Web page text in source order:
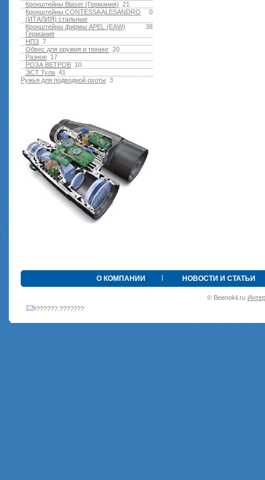
21
Кронштейны Blaser (Германия)
0
Кронштейны CONTESSA ALESANDRO
(ИТАЛИЯ) стальные
38
Кронштейны фирмы APEL (EAW)
Германия
7
НПЗ
20
Обвес для оружия и тюнинг
17
Разное
10
РОЗА ВЕТРОВ
41
ЭСТ Тула
3
Ружья для подводной оxоты
О КОМПАНИИ НОВОСТИ И СТАТЬИ
© Beenokli.ru
•